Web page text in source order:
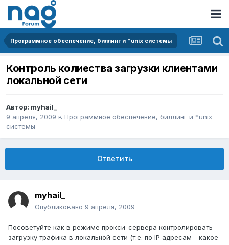
Программное обеспечение, биллинг и *unix системы
Контроль колиества загрузки клиентами
локальной сети
Автор: myhail_
9 апреля, 2009 в Программное обеспечение, биллинг и *unix
системы
Ответить
myhail_
Опубликовано 9 апреля, 2009
Посоветуйте как в режиме прокси-сервера контролировать
загрузку трафика в локальной сети (т.е. по IP адресам - какое